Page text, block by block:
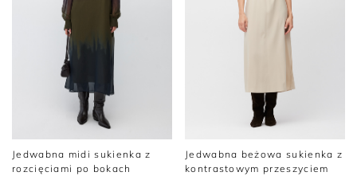
Jedwabna midi sukienka z
rozcięciami po bokach
Jedwabna beżowa sukienka z
kontrastowym przeszyciem